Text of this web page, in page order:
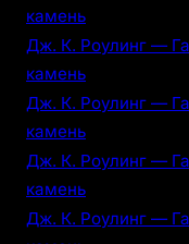
камень
Дж. К. Роулинг —
камень
Дж. К. Роулинг —
камень
Дж. К. Роулинг —
камень
Дж. К. Роулинг —